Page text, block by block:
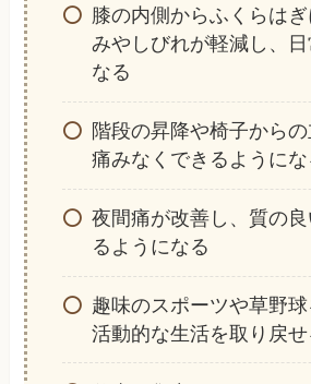
膝の内側からふくらは
みやしびれが軽減し、
なる
階段の昇降や椅子から
痛みなくできるようにな
夜間痛が改善し、質の
るようになる
趣味のスポーツや草野球
活動的な生活を取り戻せ